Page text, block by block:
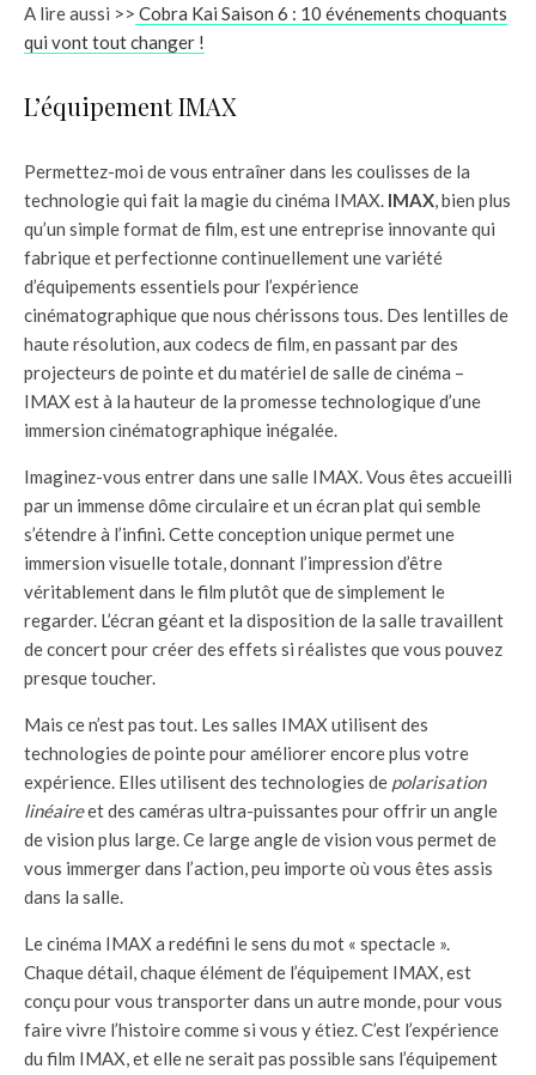
A lire aussi >> Cobra Kai Saison 6 : 10 événements choquants
qui vont tout changer !
L’équipement IMAX
Permettez-moi de vous entraîner dans les coulisses de la
technologie qui fait la magie du cinéma IMAX. IMAX, bien plus
qu’un simple format de film, est une entreprise innovante qui
fabrique et perfectionne continuellement une variété
d’équipements essentiels pour l’expérience
cinématographique que nous chérissons tous. Des lentilles de
haute résolution, aux codecs de film, en passant par des
projecteurs de pointe et du matériel de salle de cinéma –
IMAX est à la hauteur de la promesse technologique d’une
immersion cinématographique inégalée.
Imaginez-vous entrer dans une salle IMAX. Vous êtes accueilli
par un immense dôme circulaire et un écran plat qui semble
s’étendre à l’infini. Cette conception unique permet une
immersion visuelle totale, donnant l’impression d’être
véritablement dans le film plutôt que de simplement le
regarder. L’écran géant et la disposition de la salle travaillent
de concert pour créer des effets si réalistes que vous pouvez
presque toucher.
Mais ce n’est pas tout. Les salles IMAX utilisent des
technologies de pointe pour améliorer encore plus votre
expérience. Elles utilisent des technologies de polarisation
linéaireet des caméras ultra-puissantes pour offrir un angle
de vision plus large. Ce large angle de vision vous permet de
vous immerger dans l’action, peu importe où vous êtes assis
dans la salle.
Le cinéma IMAX a redéfini le sens du mot « spectacle ».
Chaque détail, chaque élément de l’équipement IMAX, est
conçu pour vous transporter dans un autre monde, pour vous
faire vivre l’histoire comme si vous y étiez. C’est l’expérience
du film IMAX, et elle ne serait pas possible sans l’équipement